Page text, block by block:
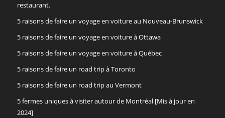
restaurant.
5 raisons de faire un voyage en voiture au Nouveau-Brunswick
5 raisons de faire un voyage en voiture à Ottawa
5 raisons de faire un voyage en voiture à Québec
5 raisons de faire un road trip à Toronto
5 raisons de faire un road trip au Vermont
5 fermes uniques à visiter autour de Montréal [Mis à jour en
2024]